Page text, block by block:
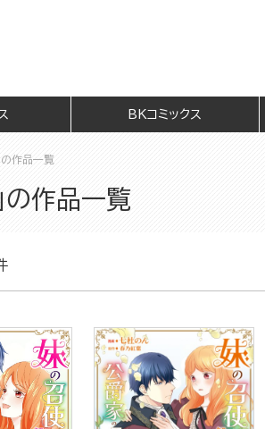
BKコミックス
の作品一覧
の作品一覧